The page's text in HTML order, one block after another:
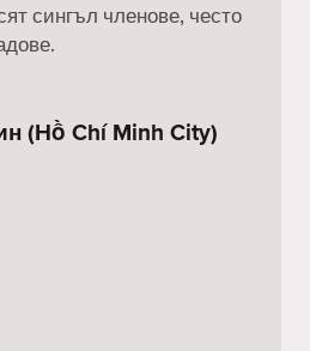
сингъл членове, често
(Hồ Chí Minh City)